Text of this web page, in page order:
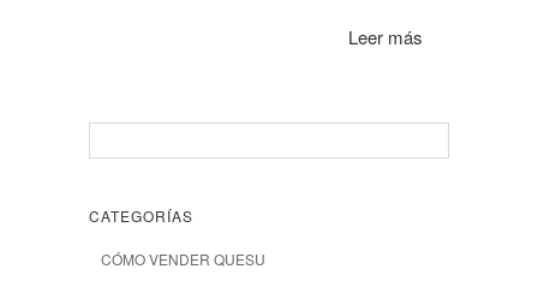
Leer más
CATEGORÍAS
CÓMO VENDER QUESU